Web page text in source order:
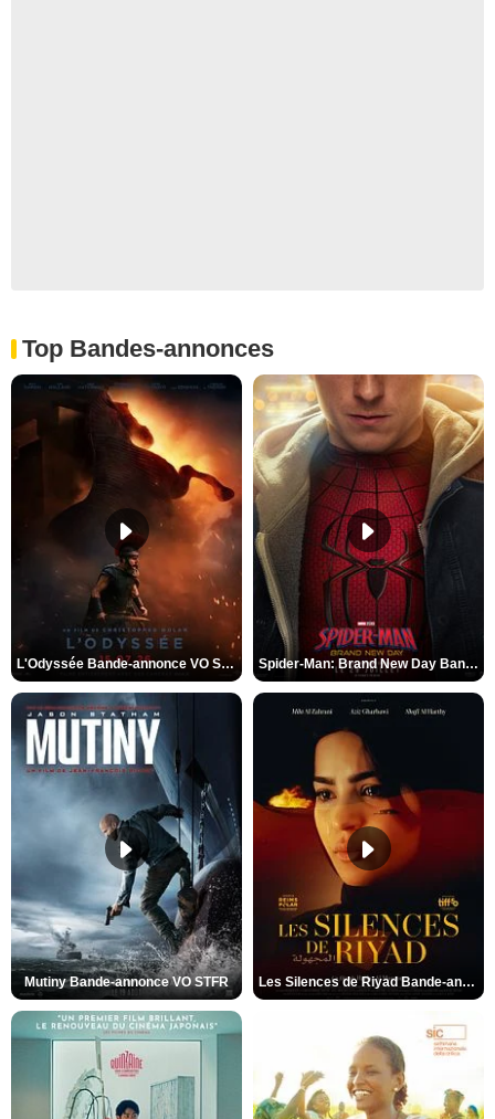
Top Bandes-annonces
L'Odyssée Bande-annonce VO STFR Spider-Man: Brand New Day Bande-annonce VO STFR
Mutiny Bande-annonce VO STFR Les Silences de Riyad Bande-annonce VO STFR